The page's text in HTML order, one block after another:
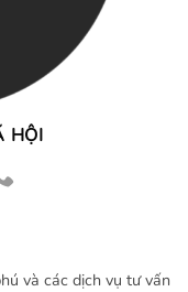
HỘI
và các dịch vụ tư vấn